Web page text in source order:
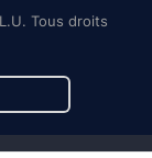
Tous droits